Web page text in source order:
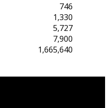
746
1,330
5,727
7,900
1,665,640